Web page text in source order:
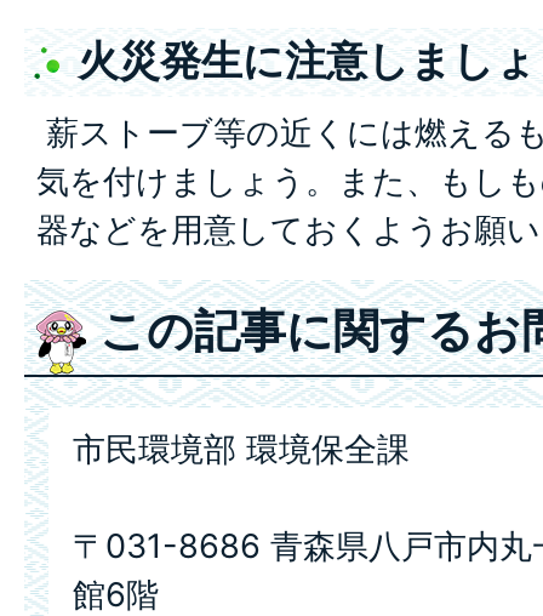
火災発生に注意しまし
薪ストーブ等の近くには燃える
気を付けましょう。また、もし
器などを用意しておくようお願
この記事に関するお
市民環境部 環境保全課
〒031-8686 青森県八戸市内丸
館6階